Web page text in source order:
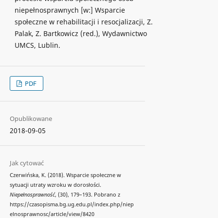
niepełnosprawnych [w:] Wsparcie
społeczne w rehabilitacji i resocjalizacji, Z.
Palak, Z. Bartkowicz (red.), Wydawnictwo
UMCS, Lublin.
PDF
Opublikowane
2018-09-05
Jak cytować
Czerwińska, K. (2018). Wsparcie społeczne w
sytuacji utraty wzroku w dorosłości.
Niepełnosprawność, (30), 179–193. Pobrano z
https://czasopisma.bg.ug.edu.pl/index.php/niep
elnosprawnosc/article/view/8420